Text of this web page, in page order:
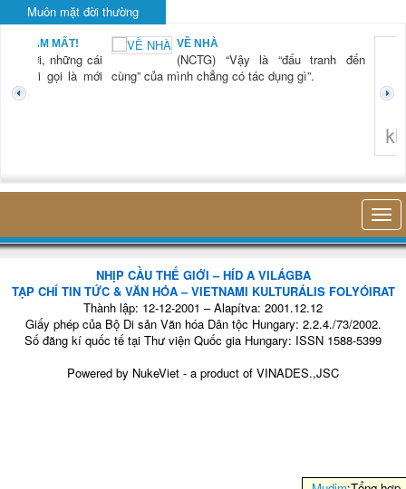
Muôn mặt đời thường
NAM MẤT!
“Xời, những cái
mới gọi là mới
VỀ NHÀ
(NCTG) “Vậy là “đấu tranh đến
cùng” của mình chẳng có tác dụng gì”.
NHỊP CẦU THẾ GIỚI – HÍD A VILÁGBA
TẠP CHÍ TIN TỨC & VĂN HÓA – VIETNAMI KULTURÁLIS FOLYÓIRAT
Thành lập: 12-12-2001 – Alapítva: 2001.12.12
Giấy phép của Bộ Di sản Văn hóa Dân tộc Hungary: 2.2.4./73/2002.
Số đăng kí quốc tế tại Thư viện Quốc gia Hungary: ISSN 1588-5399
Powered by NukeViet - a product of VINADES.,JSC